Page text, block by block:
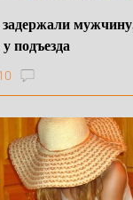
подъезда